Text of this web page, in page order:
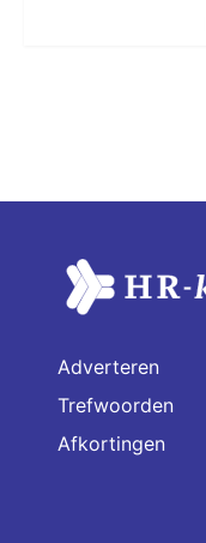
Adverteren
Trefwoorden
Afkortingen